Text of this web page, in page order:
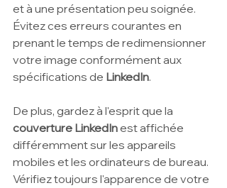
et à une présentation peu soignée.
Évitez ces erreurs courantes en
prenant le temps de redimensionner
votre image conformément aux
spécifications de LinkedIn.
De plus, gardez à l'esprit que la
couverture LinkedIn est affichée
différemment sur les appareils
mobiles et les ordinateurs de bureau.
Vérifiez toujours l'apparence de votre